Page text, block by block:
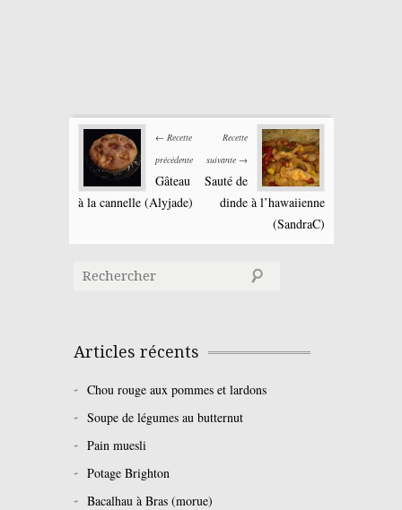
← Recette
précédente
Gâteau
à la cannelle (Alyjade)
Recette
suivante →
Sauté de
dinde à l’hawaiienne
(SandraC)
Articles récents
Chou rouge aux pommes et lardons
Soupe de légumes au butternut
Pain muesli
Potage Brighton
Bacalhau à Bras (morue)